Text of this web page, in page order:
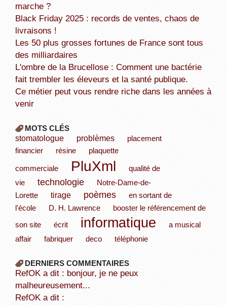
marche ?
Black Friday 2025 : records de ventes, chaos de
livraisons !
Les 50 plus grosses fortunes de France sont tous
des milliardaires
L'ombre de la Brucellose : Comment une bactérie
fait trembler les éleveurs et la santé publique.
Ce métier peut vous rendre riche dans les années à
venir
MOTS CLÉS
stomatologue problèmes
placement
financier
résine plaquette
commerciale PluXml
qualité de
vie
technologie
Notre-Dame-de-
Lorette
tirage poèmes
en sortant de
l'école
D. H. Lawrence
booster le référencement de
son site
écrit informatique
a musical
affair
fabriquer deco téléphonie
DERNIERS COMMENTAIRES
refOK a dit : bonjour, je ne peux
malheureusement...
refOK a dit :